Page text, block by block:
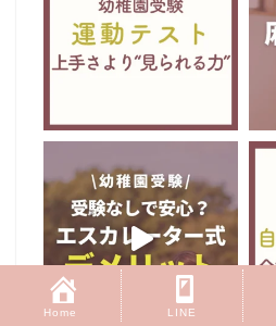
Home LINE